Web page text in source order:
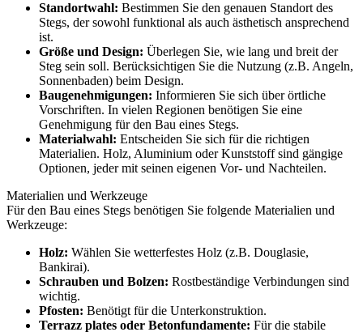
Standortwahl: Bestimmen Sie den genauen Standort des
Stegs, der sowohl funktional als auch ästhetisch ansprechend
ist.
Größe und Design: Überlegen Sie, wie lang und breit der
Steg sein soll. Berücksichtigen Sie die Nutzung (z.B. Angeln,
Sonnenbaden) beim Design.
Baugenehmigungen: Informieren Sie sich über örtliche
Vorschriften. In vielen Regionen benötigen Sie eine
Genehmigung für den Bau eines Stegs.
Materialwahl: Entscheiden Sie sich für die richtigen
Materialien. Holz, Aluminium oder Kunststoff sind gängige
Optionen, jeder mit seinen eigenen Vor- und Nachteilen.
Materialien und Werkzeuge
Für den Bau eines Stegs benötigen Sie folgende Materialien und
Werkzeuge:
Holz: Wählen Sie wetterfestes Holz (z.B. Douglasie,
Bankirai).
Schrauben und Bolzen: Rostbeständige Verbindungen sind
wichtig.
Pfosten: Benötigt für die Unterkonstruktion.
Terrazz plates oder Betonfundamente: Für die stabile